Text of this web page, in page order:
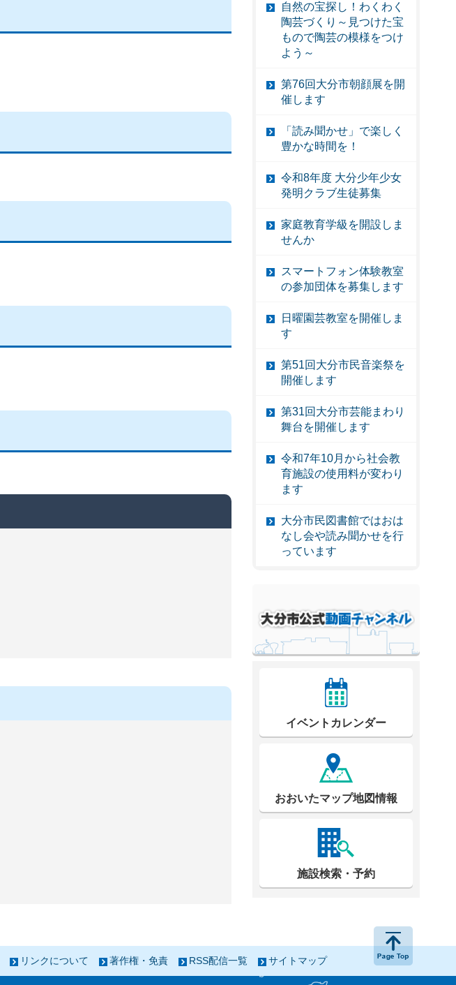
自然の宝探し！わくわく
陶芸づくり～見つけた宝
もので陶芸の模様をつけ
よう～
第76回大分市朝顔展を開
催します
「読み聞かせ」で楽しく
豊かな時間を！
令和8年度 大分少年少女
発明クラブ生徒募集
家庭教育学級を開設しま
せんか
スマートフォン体験教室
の参加団体を募集します
日曜園芸教室を開催しま
す
第51回大分市民音楽祭を
開催します
第31回大分市芸能まわり
舞台を開催します
令和7年10月から社会教
育施設の使用料が変わり
ます
大分市民図書館ではおは
なし会や読み聞かせを行
っています
イベントカレンダー
おおいたマップ地図情報
施設検索・予約
リンクについて 著作権・免責 RSS配信一覧 サイトマップ